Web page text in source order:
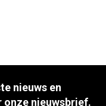
nieuws en
onze nieuwsbrief.